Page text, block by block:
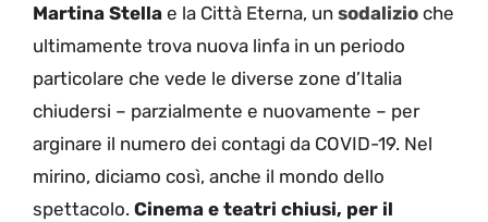
Martina Stella e la Città Eterna, un sodalizio che
ultimamente trova nuova linfa in un periodo
particolare che vede le diverse zone d’Italia
chiudersi – parzialmente e nuovamente – per
arginare il numero dei contagi da COVID-19. Nel
mirino, diciamo così, anche il mondo dello
spettacolo. Cinema e teatri chiusi, per il